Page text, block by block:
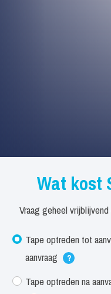
Wat kost
Vraag geheel
Tape optreden tot
aanvraag
?
Tape optreden na